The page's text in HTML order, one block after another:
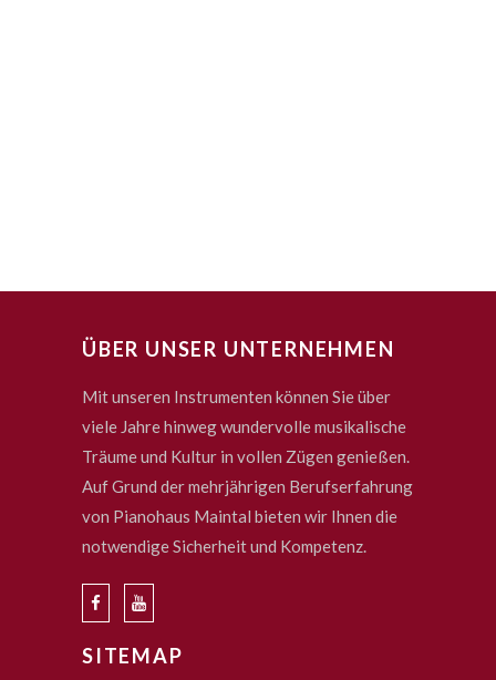
ÜBER UNSER UNTERNEHMEN
Mit unseren Instrumenten können Sie über
viele Jahre hinweg wundervolle musikalische
Träume und Kultur in vollen Zügen genießen.
Auf Grund der mehrjährigen Berufserfahrung
von Pianohaus Maintal bieten wir Ihnen die
notwendige Sicherheit und Kompetenz.
SITEMAP